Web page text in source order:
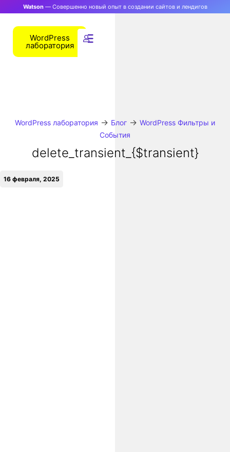
Watson— Совершенно новый опыт в создании сайтов и лендигов
WordPress
лаборатория
WordPress лаборатория → Блог → WordPress Фильтры и
События
delete_transient_{$transient}
16 февраля, 2025